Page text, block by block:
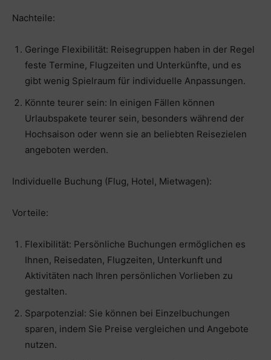
Nachteile:
Geringe Flexibilität: Reisegruppen haben in der Regel
feste Termine, Flugzeiten und Unterkünfte, und es
gibt wenig Spielraum für individuelle Anpassungen.
Könnte teurer sein: In einigen Fällen können
Urlaubspakete teurer sein, besonders während der
Hochsaison oder wenn sie an beliebten Reisezielen
angeboten werden.
Individuelle Buchung (Flug, Hotel, Mietwagen):
Vorteile:
Flexibilität: Persönliche Buchungen ermöglichen es
Ihnen, Reisedaten, Flugzeiten, Unterkunft und
Aktivitäten nach Ihren persönlichen Vorlieben zu
gestalten.
Sparpotenzial: Sie können bei Einzelbuchungen
sparen, indem Sie Preise vergleichen und Angebote
nutzen.